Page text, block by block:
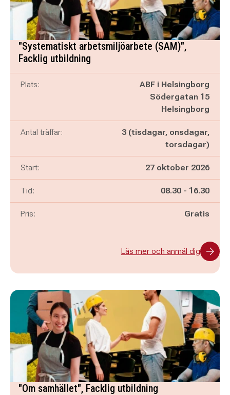
"Systematiskt arbetsmiljöarbete (SAM)",
Facklig utbildning
Plats:
ABF i Helsingborg
Södergatan 15
Helsingborg
Antal träffar:
3 (tisdagar, onsdagar,
torsdagar)
Start: 27 oktober 2026
Tid: Pågår mellan
08.30 - och
16.30
Pris: Gratis
Läs mer och anmäl dig
"Om samhället", Facklig utbildning